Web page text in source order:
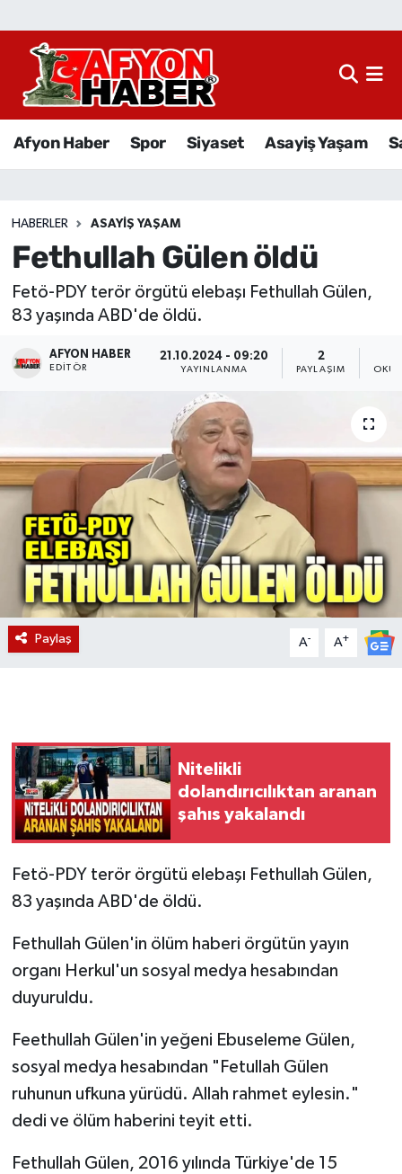
Afyon Haber Spor Siyaset Asayiş Yaşam
HABERLER ASAYIŞ YAŞAM
Fethullah Gülen öldü
Fetö-PDY terör örgütü elebaşı Fethullah Gülen,
83 yaşında ABD'de öldü.
AFYON HABER
EDITÖR
21.10.2024 - 09:20
YAYINLANMA
2
PAYLAŞIM
Paylaş A- A+
Nitelikli
dolandırıcılıktan aranan
şahıs yakalandı
Fetö-PDY terör örgütü elebaşı Fethullah Gülen,
83 yaşında ABD'de öldü.
Fethullah Gülen'in ölüm haberi örgütün yayın
organı Herkul'un sosyal medya hesabından
duyuruldu.
Feethullah Gülen'in yeğeni Ebuseleme Gülen,
sosyal medya hesabından "Fetullah Gülen
ruhunun ufkuna yürüdü. Allah rahmet eylesin."
dedi ve ölüm haberini teyit etti.
Fethullah Gülen, 2016 yılında Türkiye'de 15
Afyon Haber
Sağlık
Eğitim
Etkinlikler